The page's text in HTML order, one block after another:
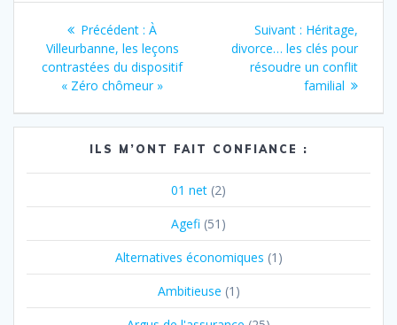
Navigation
l’article
Précédent : Article
précédent
:
À
Villeurbanne, les leçons
contrastées du dispositif
« Zéro chômeur »
Suivant : Article
suivant
:
Héritage,
divorce… les clés pour
résoudre un conflit
familial
ILS M’ONT FAIT CONFIANCE :
01 net (2)
Agefi (51)
Alternatives économiques (1)
Ambitieuse (1)